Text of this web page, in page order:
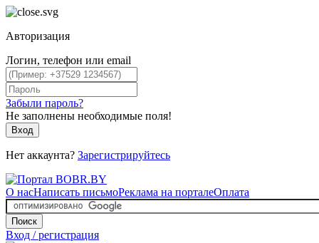
Авторизация
Логин, телефон или email
Забыли пароль?
Не заполнены необходимые поля!
Вход
Нет аккаунта? Зарегистрируйтесь
О насНаписать письмоРеклама на порталеОплата
Поиск
Вход / регистрация